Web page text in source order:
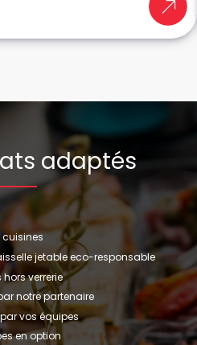
adaptés
jetable eco-responsable
verrerie
notre partenaire
vos équipes
en option